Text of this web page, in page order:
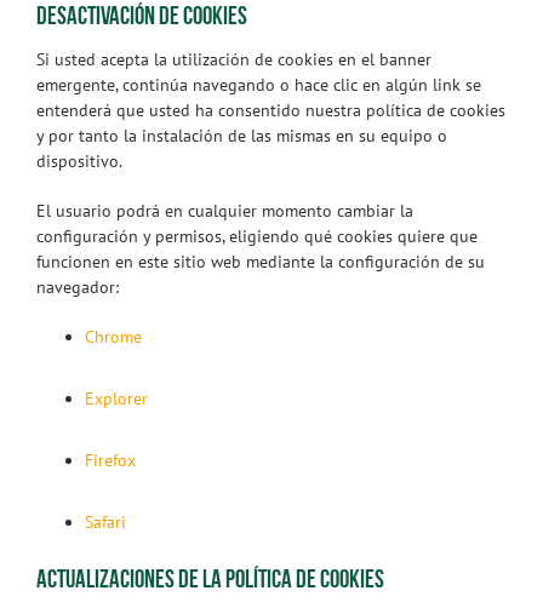
DESACTIVACIÓN DE COOKIES
Si usted acepta la utilización de cookies en el banner
emergente, continúa navegando o hace clic en algún link se
entenderá que usted ha consentido nuestra política de cookies
y por tanto la instalación de las mismas en su equipo o
dispositivo.
El usuario podrá en cualquier momento cambiar la
configuración y permisos, eligiendo qué cookies quiere que
funcionen en este sitio web mediante la configuración de su
navegador:
Chrome
Explorer
Firefox
Safari
ACTUALIZACIONES DE LA POLÍTICA DE COOKIES